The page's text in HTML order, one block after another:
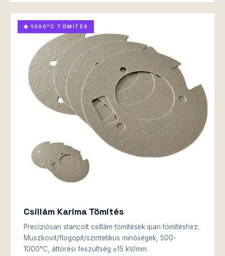
◆ 1000°C TÖMÍTÉS
Csillám Karima Tömítés
Precíziósan stancolt csillám tömítések ipari tömítéshez.
Muszkovit/flogopit/szintetikus minőségek, 500-
1000°C, áttörési feszültség ≥15 kV/mm.